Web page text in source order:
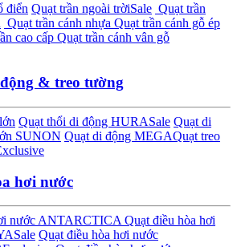
điển Quạt trần ngoài trờiSale Quạt trần
Quạt trần cánh nhựa Quạt trần cánh gỗ ép
cao cấp Quạt trần cánh vân gỗ
& treo tường
Quạt thổi di động HURASale Quạt di
SUNON Quạt di động MEGAQuạt treo
hơi nước
nước ANTARCTICA Quạt điều hòa hơi
Sale Quạt điều hòa hơi nước